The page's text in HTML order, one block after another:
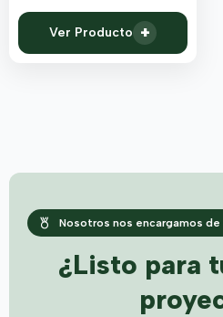
Ver Producto +
Nosotros nos encargamos
¿Listo para